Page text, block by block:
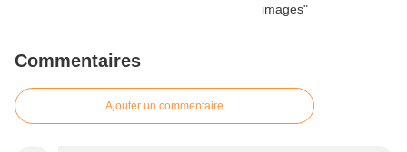
Commentaires
Ajouter un commentaire